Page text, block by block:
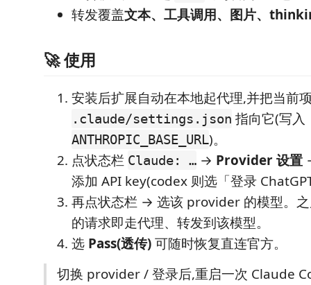
转发覆盖文本、工具调用、图片、
🚀 使用
安装后扩展自动在本地起代理,并把当前
.claude/settings.json 指向它(写入
ANTHROPIC_BASE_URL)。
点状态栏 Claude: … → Provider 设置
添加 API key(codex 则选「登录
再点状态栏 → 选该 provider 的模型。
的请求即走代理、转发到该模型。
选 Pass(透传)可随时恢复直连官方。
切换 provider / 登录后,重启一次 Claude